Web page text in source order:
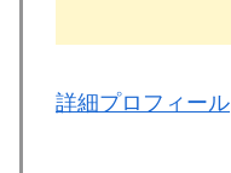
詳細プロフィール